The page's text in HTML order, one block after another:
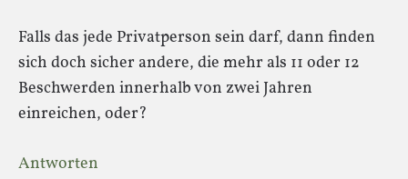
Falls das jede Privatperson sein darf, dann finden
sich doch sicher andere, die mehr als 11 oder 12
Beschwerden innerhalb von zwei Jahren
einreichen, oder?
Antworten